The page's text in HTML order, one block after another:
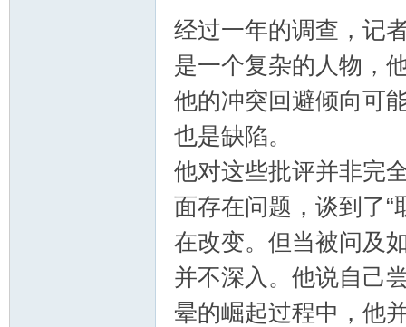
经过一年的调查，记
是一个复杂的人物，
他的冲突回避倾向可
也是缺陷。
他对这些批评并非完
面存在问题，谈到了“
在改变。但当被问及
并不深入。他说自己
晕的崛起过程中，他